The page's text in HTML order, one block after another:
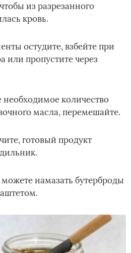
из разрезанного
кровь.
остудите, взбейте при
или пропустите через
необходимое количество
масла, перемешайте.
готовый продукт
намазать бутерброды